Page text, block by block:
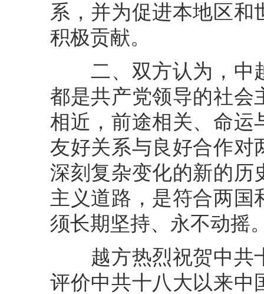
系，并为促进本地区
积极贡献。
二、双方认为，中
都是共产党领导的社会
相近，前途相关、命运
友好关系与良好合作对
深刻复杂变化的新的历
主义道路，是符合两国
须长期坚持、永不动摇
越方热烈祝贺中共
评价中共十八大以来中